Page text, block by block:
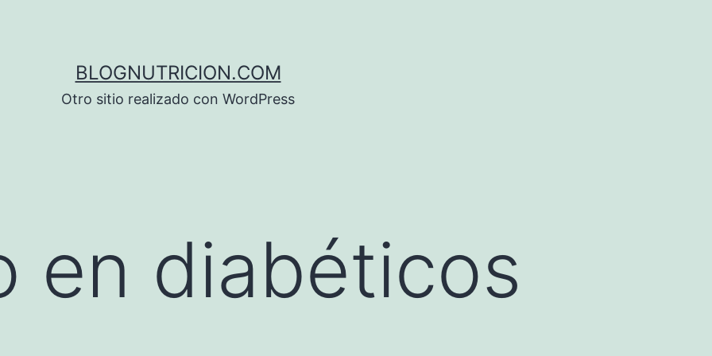
BLOGNUTRICION.COM
Otro sitio realizado con WordPress
en diabéticos